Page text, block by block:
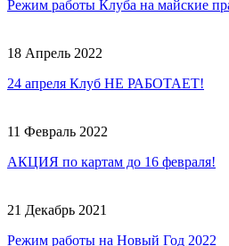
Режим работы Клуба на майские
18 Апрель 2022
24 апреля Клуб НЕ РАБОТАЕТ!
11 Февраль 2022
АКЦИЯ по картам до 16 февраля!
21 Декабрь 2021
Режим работы на Новый Год 2022